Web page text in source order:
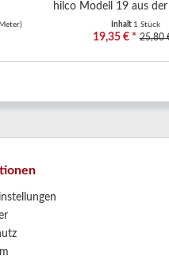
hilco Modell 19 aus der
Inhalt 1 Stück
19,35 € * 25,80